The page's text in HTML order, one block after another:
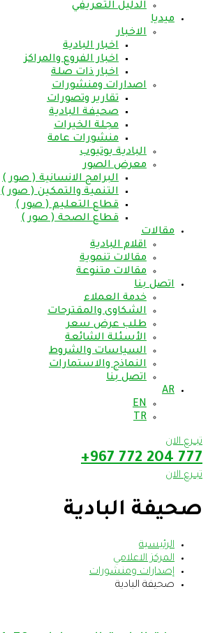
الدليل التعريفي
ميديا
الاخبار
اخبار البادية
اخبار الفروع والمراكز
اخبار ذات صلة
اصدارات ومنشورات
تقارير وتصورات
صحيفة البادية
مجلة الخيرات
منشورات عامة
البادية يوتيوب
معرض الصور
البرامج الانسانية ( صور )
التنمية والتمكين ( صور )
قطاع التعليم ( صور )
قطاع الصحة ( صور )
مقالات
اقلام البادية
مقالات تنموية
مقالات متنوعة
اتصل بنا
خدمة العملاء
الشكاوى والمقترحات
طلب عرض سعر
الأسئلة الشائعة
السياسات والشروط
النماذج والاستمارات
اتصل بنا
AR
EN
TR
تبــرع الان
777 204 772 967+
تبــرع الان
صحيفة البادية
الرئيسية
المركز الاعلامي
إصدارات ومنشورات
صحيفة البادية